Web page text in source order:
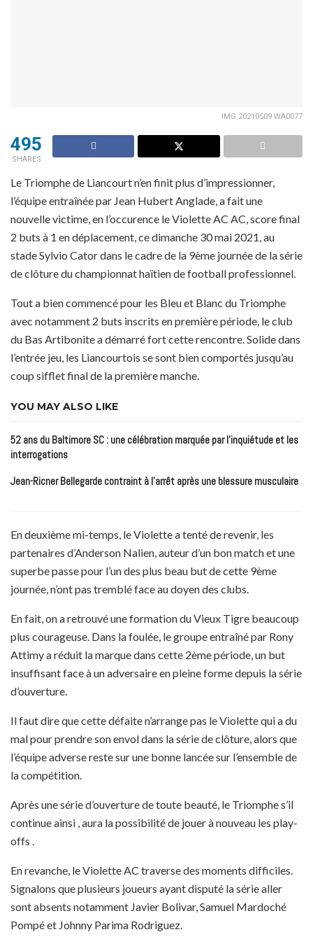
IMG 20210509 WA0077
495
SHARES
Le Triomphe de Liancourt n’en finit plus d’impressionner,
l’équipe entraînée par Jean Hubert Anglade, a fait une
nouvelle victime, en l’occurence le Violette AC AC, score final
2 buts à 1 en déplacement, ce dimanche 30 mai 2021, au
stade Sylvio Cator dans le cadre de la 9ème journée de la série
de clôture du championnat haïtien de football professionnel.
Tout a bien commencé pour les Bleu et Blanc du Triomphe
avec notamment 2 buts inscrits en première période, le club
du Bas Artibonite a démarré fort cette rencontre. Solide dans
l’entrée jeu, les Liancourtois se sont bien comportés jusqu’au
coup sifflet final de la première manche.
YOU MAY ALSO LIKE
52 ans du Baltimore SC : une célébration marquée par l’inquiétude et les
interrogations
Jean-Ricner Bellegarde contraint à l’arrêt après une blessure musculaire
En deuxième mi-temps, le Violette a tenté de revenir, les
partenaires d’Anderson Nalien, auteur d’un bon match et une
superbe passe pour l’un des plus beau but de cette 9ème
journée, n’ont pas tremblé face au doyen des clubs.
En fait, on a retrouvé une formation du Vieux Tigre beaucoup
plus courageuse. Dans la foulée, le groupe entraîné par Rony
Attimy a réduit la marque dans cette 2ème période, un but
insuffisant face à un adversaire en pleine forme depuis la série
d’ouverture.
Il faut dire que cette défaite n’arrange pas le Violette qui a du
mal pour prendre son envol dans la série de clôture, alors que
l’équipe adverse reste sur une bonne lancée sur l’ensemble de
la compétition.
Après une série d’ouverture de toute beauté, le Triomphe s’il
continue ainsi , aura la possibilité de jouer à nouveau les play-
offs .
En revanche, le Violette AC traverse des moments difficiles.
Signalons que plusieurs joueurs ayant disputé la série aller
sont absents notamment Javier Bolivar, Samuel Mardoché
Pompé et Johnny Parima Rodriguez.